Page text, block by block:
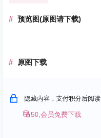
预览图(原图请下载)
原图下载
隐藏内容，支付积分后阅读
50,会员免费下载